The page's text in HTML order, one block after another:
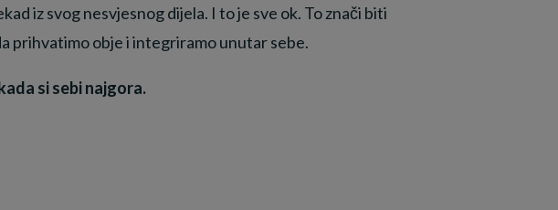
iz svog nesvjesnog dijela. I to je sve ok. To znači biti
prihvatimo obje i integriramo unutar sebe.
si sebi najgora.